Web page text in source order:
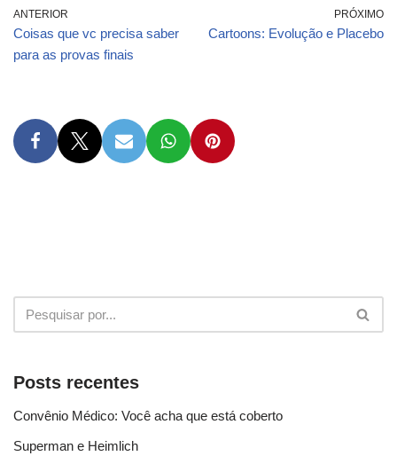
ANTERIOR
Coisas que vc precisa saber
para as provas finais
PRÓXIMO
Cartoons: Evolução e Placebo
Posts recentes
Convênio Médico: Você acha que está coberto
Superman e Heimlich